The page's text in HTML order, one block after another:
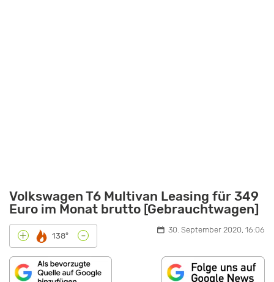
Volkswagen T6 Multivan Leasing für 349
Euro im Monat brutto [Gebrauchtwagen]
+ 138° - 30. September 2020, 16:06